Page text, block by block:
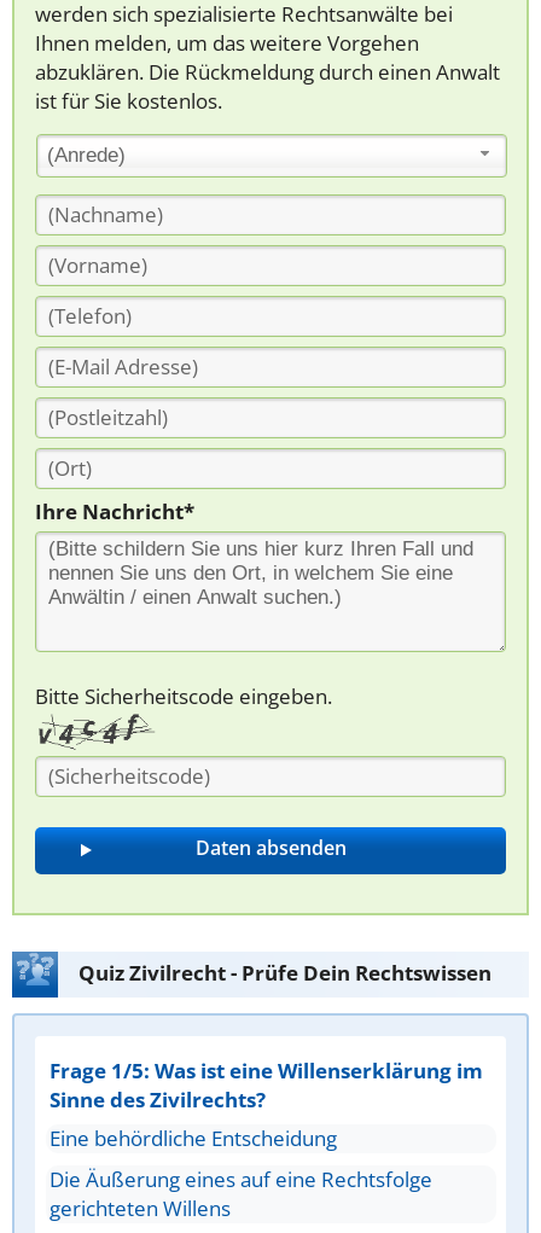
werden sich spezialisierte Rechtsanwälte bei
Ihnen melden, um das weitere Vorgehen
abzuklären. Die Rückmeldung durch einen Anwalt
ist für Sie kostenlos.
(Anrede)
Ihre Nachricht*
Bitte Sicherheitscode eingeben.
Quiz Zivilrecht - Prüfe Dein Rechtswissen
Frage 1/5: Was ist eine Willenserklärung im
Sinne des Zivilrechts?
Eine behördliche Entscheidung
Die Äußerung eines auf eine Rechtsfolge
gerichteten Willens